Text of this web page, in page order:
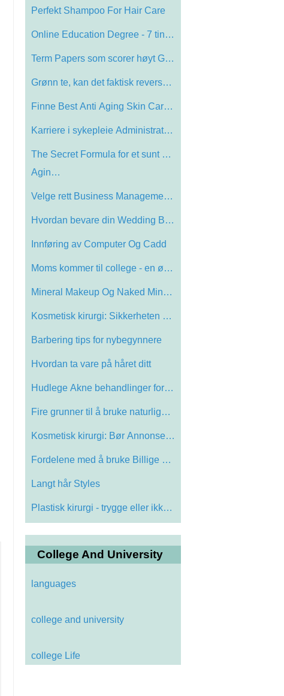
Perfekt Shampoo For Hair Care
Online Education Degree - 7 ting du må …
Term Papers som scorer høyt Grades
Grønn te, kan det faktisk reversere ald…
Finne Best Anti Aging Skin Care Treatmen…
Karriere i sykepleie Administration
The Secret Formula for et sunt Anti-
Agin…
Velge rett Business Management School
Hvordan bevare din Wedding Bouquet For A…
Innføring av Computer Og Cadd
Moms kommer til college - en økende tre…
Mineral Makeup Og Naked Minerals
Kosmetisk kirurgi: Sikkerheten kommer Fi…
Barbering tips for nybegynnere
Hvordan ta vare på håret ditt
Hudlege Akne behandlinger for en garante…
Fire grunner til å bruke naturlige hudp…
Kosmetisk kirurgi: Bør Annonser Carry h…
Fordelene med å bruke Billige Textbooks
Langt hår Styles
Plastisk kirurgi - trygge eller ikke try…
College And University
languages
college and university
college Life